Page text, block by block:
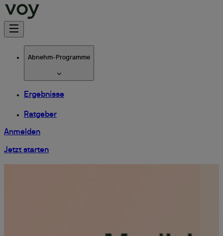
Abnehm-Programme
Ergebnisse
Ratgeber
Anmelden
Jetzt starten